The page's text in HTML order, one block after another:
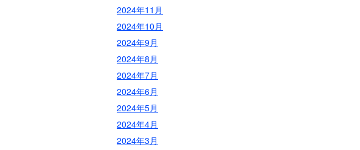
2024年11月
2024年10月
2024年9月
2024年8月
2024年7月
2024年6月
2024年5月
2024年4月
2024年3月